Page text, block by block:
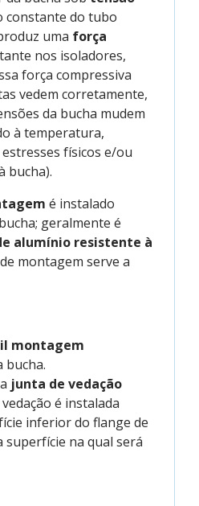
constante do tubo
uma força
nos isoladores,
força compressiva
vedem corretamente,
da bucha mudem
à temperatura,
físicos e/ou
bucha).
é instalado
geralmente é
alumínio resistente à
montagem serve a
montagem
bucha.
junta de vedação
é instalada
inferior do flange de
superfície na qual será